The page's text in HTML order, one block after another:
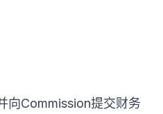
向Commission提交财务